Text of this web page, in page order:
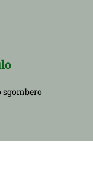
sgombero